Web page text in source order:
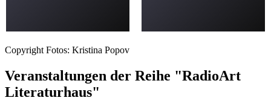
Copyright Fotos: Kristina Popov
Veranstaltungen der Reihe "RadioArt
Literaturhaus"